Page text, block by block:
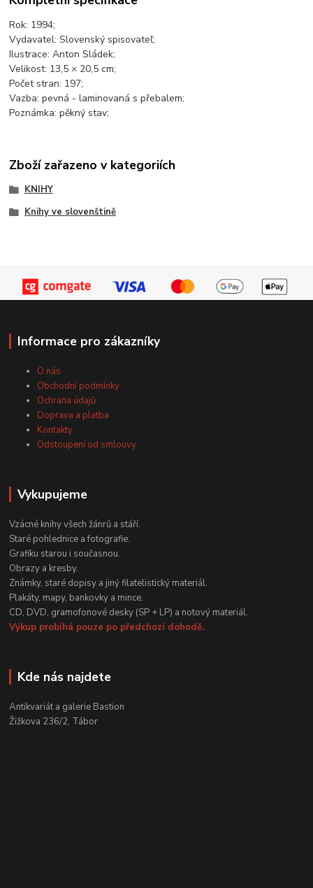
Rok: 1994;
Vydavatel: Slovenský spisovateľ;
Ilustrace: Anton Sládek;
Velikost: 13,5 × 20,5 cm;
Počet stran: 197;
Vazba: pevná - laminovaná s přebalem;
Poznámka: pěkný stav;
Zboží zařazeno v kategoriích
KNIHY
Knihy ve slovenštině
Informace pro zákazníky
O nás
Obchodní podmínky
Ochrana údajů
Doprava a platba
Kontakty
Odstoupení od smlouvy
Vykupujeme
Vzácné knihy všech žánrů a stáří.
Staré pohlednice a fotografie.
Grafiku starou i současnou.
Obrazy a kresby.
Známky, staré dopisy a jiný filatelistický materiál.
Plakáty, mapy, bankovky a mince.
CD, DVD, gramofonové desky (SP + LP) a notový materiál.
Výkup probíhá pouze po předchozí dohodě.
Kde nás najdete
Antikvariát a galerie Bastion
Žižkova 236/2, Tábor